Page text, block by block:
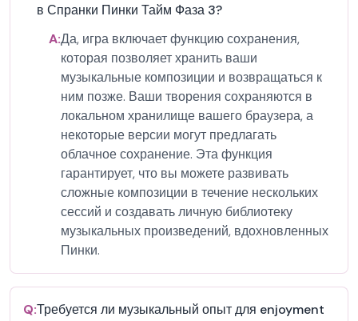
в Спранки Пинки Тайм Фаза 3?
A:Да, игра включает функцию сохранения,
которая позволяет хранить ваши
музыкальные композиции и возвращаться к
ним позже. Ваши творения сохраняются в
локальном хранилище вашего браузера, а
некоторые версии могут предлагать
облачное сохранение. Эта функция
гарантирует, что вы можете развивать
сложные композиции в течение нескольких
сессий и создавать личную библиотеку
музыкальных произведений, вдохновленных
Пинки.
Q:Требуется ли музыкальный опыт для enjoyment